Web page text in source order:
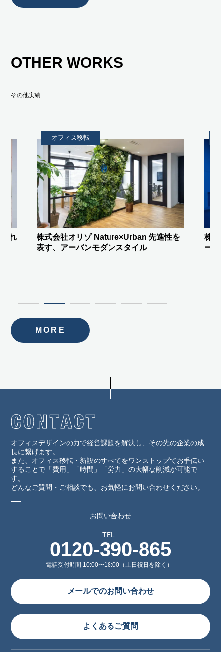
OTHER WORKS
その他実績
を
オフィス移転
株式会社FREEDiVE驚きをつくる”ステ
ージエントランス”と間接照明
株
ン
MORE
オフィスデザインの力で経営課題を解決し、その先の企業の成
長に繋げます。
また、オフィス移転・新設のすべてをワンストップでお手伝い
することで「費用」「時間」「労力」の大幅な削減が可能で
す。
どんなご質問・ご相談でも、お気軽にお問い合わせください。
お問い合わせ
TEL.
0120-390-865
電話受付時間 10:00〜18:00（土日祝日を除く）
メールでのお問い合わせ
よくあるご質問